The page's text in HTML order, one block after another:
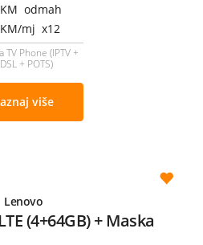
KM odmah
KM/mj x12
TV Phone (IPTV +
+ POTS)
više
Lenovo
(4+64GB) + Maska